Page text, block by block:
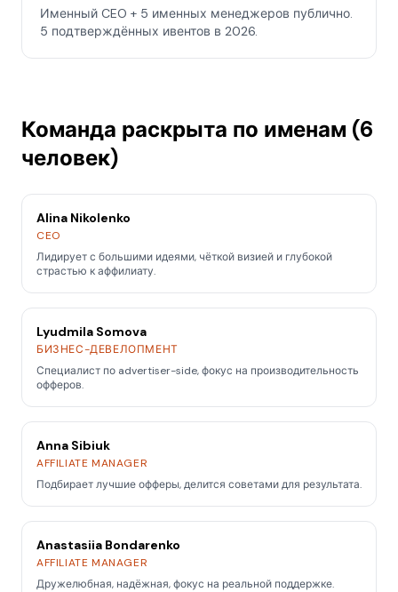
Именный CEO + 5 именных менеджеров публично.
5 подтверждённых ивентов в 2026.
Команда раскрыта по именам (6
человек)
Alina Nikolenko
CEO
Лидирует с большими идеями, чёткой визией и глубокой
страстью к аффилиату.
Lyudmila Somova
БИЗНЕС-ДЕВЕЛОПМЕНТ
Специалист по advertiser-side, фокус на производительность
офферов.
Anna Sibiuk
AFFILIATE MANAGER
Подбирает лучшие офферы, делится советами для результата.
Anastasiia Bondarenko
AFFILIATE MANAGER
Дружелюбная, надёжная, фокус на реальной поддержке.